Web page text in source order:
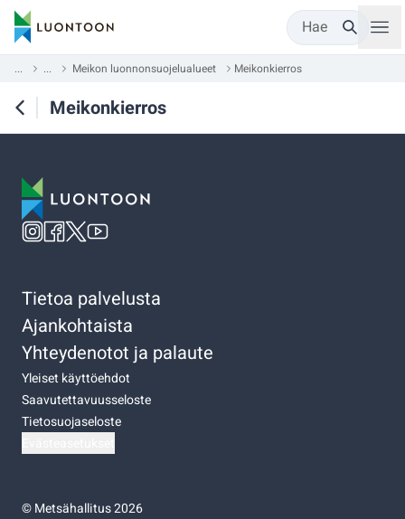
Hae
... ... Meikon luonnonsuojelualueet Meikonkierros
Meikonkierros
Tietoa palvelusta
Ajankohtaista
Yhteydenotot ja palaute
Yleiset käyttöehdot
Saavutettavuusseloste
Tietosuojaseloste
©Metsähallitus 2026